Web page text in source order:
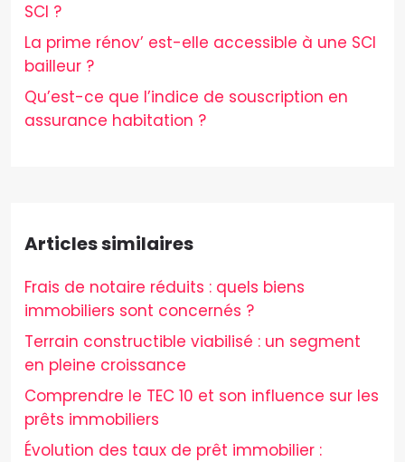
SCI ?
La prime rénov’ est-elle accessible à une SCI
bailleur ?
Qu’est-ce que l’indice de souscription en
assurance habitation ?
Articles similaires
Frais de notaire réduits : quels biens
immobiliers sont concernés ?
Terrain constructible viabilisé : un segment
en pleine croissance
Comprendre le TEC 10 et son influence sur les
prêts immobiliers
Évolution des taux de prêt immobilier :